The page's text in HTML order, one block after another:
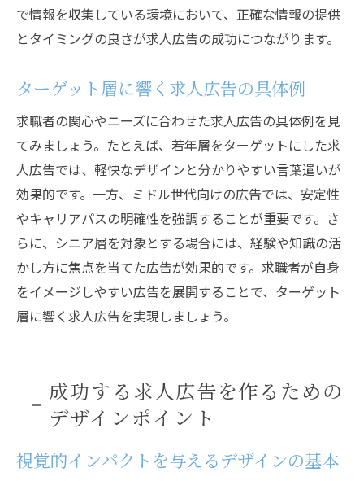
異業種の成功事例とその応用方法
効果的な求人広告の具体的な事例分析
求人広告の改善点を見つけるための事例研
究
求人広告で理想の人材を引き寄せる戦略
理想の人材を明確にする方法
求人広告でのブランディング戦略
理想の人材に響くメッセージの作成
適切な媒体選びとその活用法
広告配信のタイミングと頻度の重要性
理想の人材を引き寄せた成功戦略の紹介
で情報を収集している環境において、正確な情報の提供
とタイミングの良さが求人広告の成功につながります。
ターゲット層に響く求人広告の具体例
求職者の関心やニーズに合わせた求人広告の具体例を見
てみましょう。たとえば、若年層をターゲットにした求
人広告では、軽快なデザインと分かりやすい言葉遣いが
効果的です。一方、ミドル世代向けの広告では、安定性
やキャリアパスの明確性を強調することが重要です。さ
らに、シニア層を対象とする場合には、経験や知識の活
かし方に焦点を当てた広告が効果的です。求職者が自身
をイメージしやすい広告を展開することで、ターゲット
層に響く求人広告を実現しましょう。
成功する求人広告を作るための
デザインポイント
視覚的インパクトを与えるデザインの基本